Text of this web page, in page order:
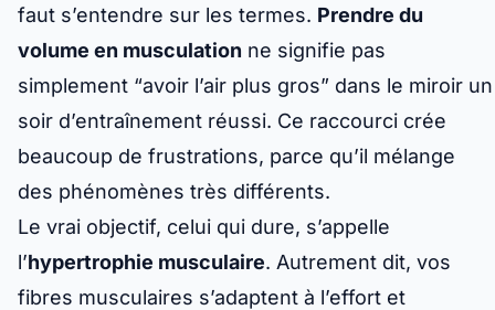
faut s’entendre sur les termes. Prendre du
volume en musculation ne signifie pas
simplement “avoir l’air plus gros” dans le miroir un
soir d’entraînement réussi. Ce raccourci crée
beaucoup de frustrations, parce qu’il mélange
des phénomènes très différents.
Le vrai objectif, celui qui dure, s’appelle
l’hypertrophie musculaire. Autrement dit, vos
fibres musculaires s’adaptent à l’effort et